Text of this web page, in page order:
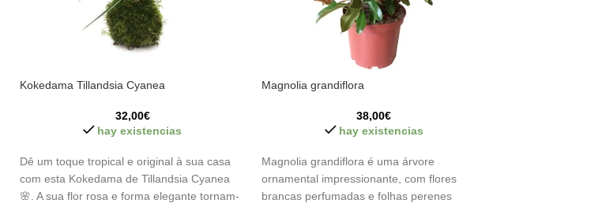
Kokedama Tillandsia Cyanea
32,00€
hay existencias
Dê um toque tropical e original à sua casa
com esta Kokedama de Tillandsia Cyanea
🌸. A sua flor rosa e forma elegante tornam-
Magnolia grandiflora
38,00€
hay existencias
Magnolia grandiflora é uma árvore
ornamental impressionante, com flores
brancas perfumadas e folhas perenes